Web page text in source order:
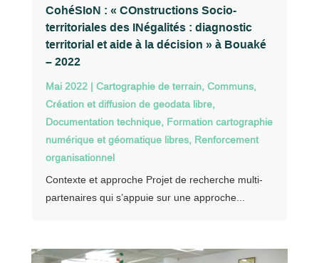
CohéSIoN : « COnstructions Socio-
territoriales des INégalités : diagnostic
territorial et aide à la décision » à Bouaké
– 2022
Mai 2022| Cartographie de terrain, Communs,
Création et diffusion de geodata libre,
Documentation technique, Formation cartographie
numérique et géomatique libres, Renforcement
organisationnel
Contexte et approche Projet de recherche multi-
partenaires qui s’appuie sur une approche...